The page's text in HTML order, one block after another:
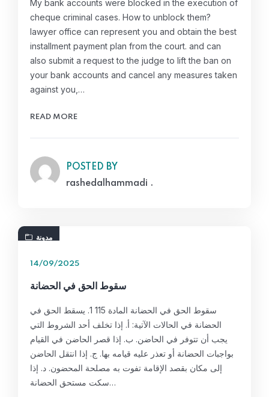
My bank accounts were blocked in the execution of
cheque criminal cases. How to unblock them?
lawyer office can represent you and obtain the best
installment payment plan from the court. and can
also submit a request to the judge to lift the ban on
your bank accounts and cancel any measures taken
against you,…
READ MORE
POSTED BY
rashedalhammadi .
مدونة
14/09/2025
سقوط الحق في الحضانة
سقوط الحق في الحضانة المادة 115 1. يسقط الحق في
الحضانة في الحالات الآتية: أ. إذا تخلف أحد الشروط التي
يجب أن تتوفر في الحاضن. ب. إذا قصر الحاضن في القيام
بواجبات الحضانة أو تعذر عليه قيامه بها. ج. إذا انتقل الحاضن
إلى مكان بقصد الإقامة تفوت به مصلحة المحضون. د. إذا
سكت مستحق الحضانة…